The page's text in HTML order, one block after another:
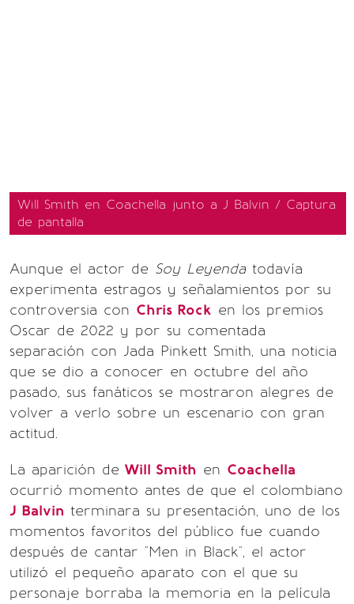
Will Smith en Coachella junto a J Balvin / Captura
de pantalla
Aunque el actor de Soy Leyendatodavía
experimenta estragos y señalamientos por su
controversia con Chris Rock en los premios
Oscar de 2022 y por su comentada
separación con Jada Pinkett Smith, una noticia
que se dio a conocer en octubre del año
pasado, sus fanáticos se mostraron alegres de
volver a verlo sobre un escenario con gran
actitud.
La aparición de Will Smith en Coachella
ocurrió momento antes de que el colombiano
J Balvin terminara su presentación, uno de los
momentos favoritos del público fue cuando
después de cantar "Men in Black", el actor
utilizó el pequeño aparato con el que su
personaje borraba la memoria en la película